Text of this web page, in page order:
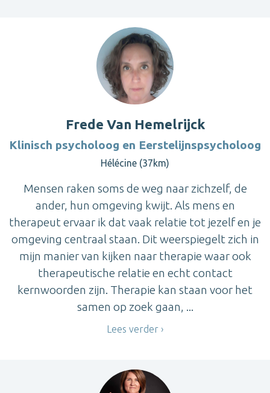
Frede Van Hemelrijck
Klinisch psycholoog en Eerstelijnspsycholoog
Hélécine (37km)
Mensen raken soms de weg naar zichzelf, de
ander, hun omgeving kwijt. Als mens en
therapeut ervaar ik dat vaak relatie tot jezelf en je
omgeving centraal staan. Dit weerspiegelt zich in
mijn manier van kijken naar therapie waar ook
therapeutische relatie en echt contact
kernwoorden zijn. Therapie kan staan voor het
samen op zoek gaan, ...
Lees verder